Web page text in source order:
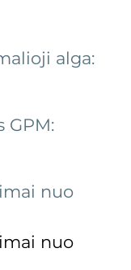
alga:
GPM:
nuo
nuo